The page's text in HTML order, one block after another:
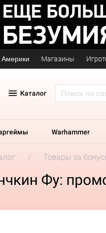
Магазины
Каталог
Warhammer
Товары за
Фу: